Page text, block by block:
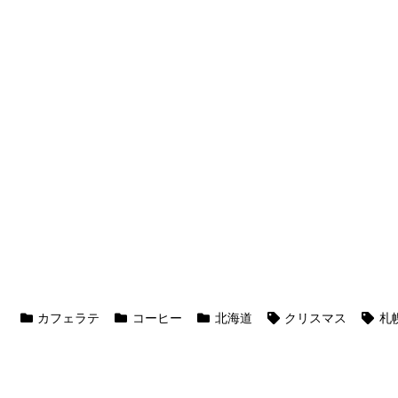
カフェラテ コーヒー 北海道 クリスマス 札